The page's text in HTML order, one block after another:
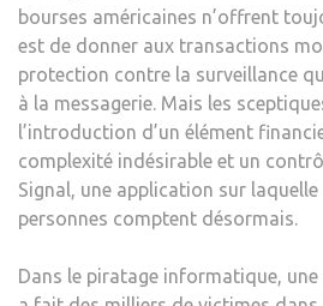
bourses américaines n’offrent
est de donner aux transactions
protection contre la surveillance
à la messagerie. Mais les
l’introduction d’un élément
complexité indésirable et un
Signal, une application sur
personnes comptent désormais.
Dans le piratage informatique,